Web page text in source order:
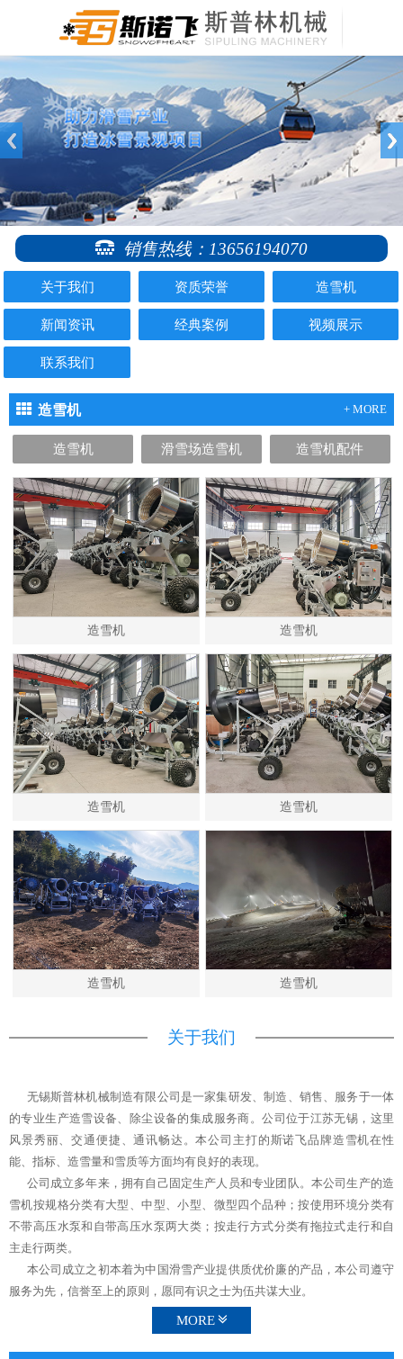
销售热线：13656194070
关于我们 资质荣誉 造雪机
新闻资讯 经典案例 视频展示
联系我们
造雪机 + MORE
造雪机 滑雪场造雪机 造雪机配件
造雪机 造雪机
造雪机 造雪机
造雪机 造雪机
关于我们
无锡斯普林机械制造有限公司是一家集研发、制造、销售、服务于一体
的专业生产造雪设备、除尘设备的集成服务商。公司位于江苏无锡，这里
风景秀丽、交通便捷、通讯畅达。本公司主打的斯诺飞品牌造雪机在性
能、指标、造雪量和雪质等方面均有良好的表现。
公司成立多年来，拥有自己固定生产人员和专业团队。本公司生产的造
雪机按规格分类有大型、中型、小型、微型四个品种；按使用环境分类有
不带高压水泵和自带高压水泵两大类；按走行方式分类有拖拉式走行和自
主走行两类。
本公司成立之初本着为中国滑雪产业提供质优价廉的产品，本公司遵守
服务为先，信誉至上的原则，愿同有识之士为伍共谋大业。
MORE